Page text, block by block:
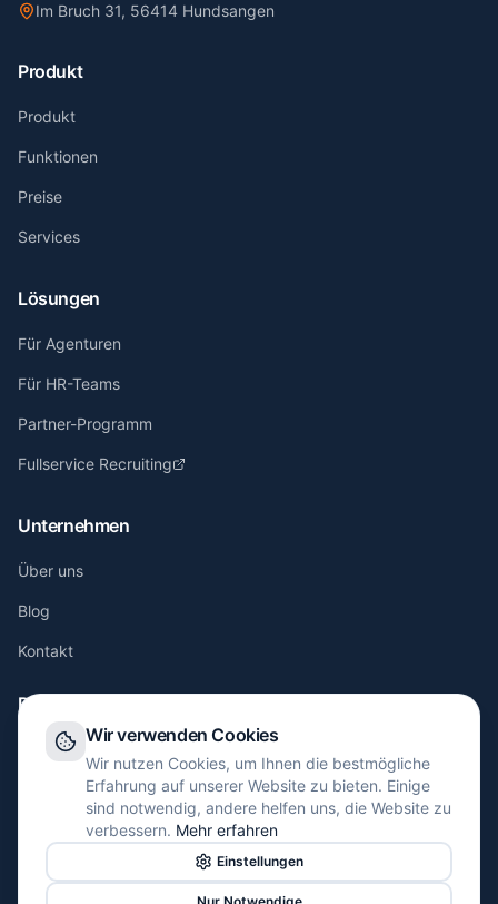
Wir verwenden Cookies
Wir nutzen Cookies, um Ihnen die bestmögliche
Erfahrung auf unserer Website zu bieten. Einige
sind notwendig, andere helfen uns, die Website zu
verbessern. Mehr erfahren
Einstellungen
Im Bruch 31, 56414 Hundsangen
Produkt
Produkt
Funktionen
Preise
Services
Lösungen
Für Agenturen
Für HR-Teams
Partner-Programm
Fullservice Recruiting
Unternehmen
Über uns
Blog
Kontakt
Rechtliches
Impressum
Datenschutz